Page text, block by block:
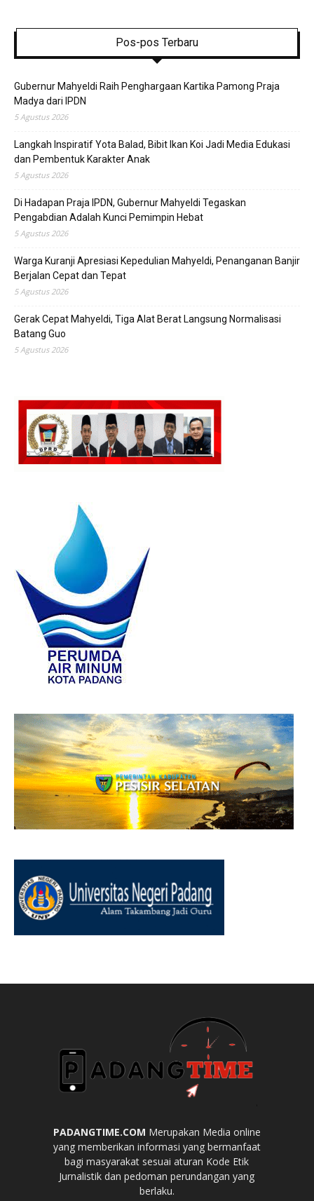
Pos-pos Terbaru
Gubernur Mahyeldi Raih Penghargaan Kartika Pamong Praja
Madya dari IPDN
5 Agustus 2026
Langkah Inspiratif Yota Balad, Bibit Ikan Koi Jadi Media Edukasi
dan Pembentuk Karakter Anak
5 Agustus 2026
Di Hadapan Praja IPDN, Gubernur Mahyeldi Tegaskan
Pengabdian Adalah Kunci Pemimpin Hebat
5 Agustus 2026
Warga Kuranji Apresiasi Kepedulian Mahyeldi, Penanganan Banjir
Berjalan Cepat dan Tepat
5 Agustus 2026
Gerak Cepat Mahyeldi, Tiga Alat Berat Langsung Normalisasi
Batang Guo
5 Agustus 2026
PADANGTIME.COM Merupakan Media online
yang memberikan informasi yang bermanfaat
bagi masyarakat sesuai aturan Kode Etik
Jurnalistik dan pedoman perundangan yang
berlaku.